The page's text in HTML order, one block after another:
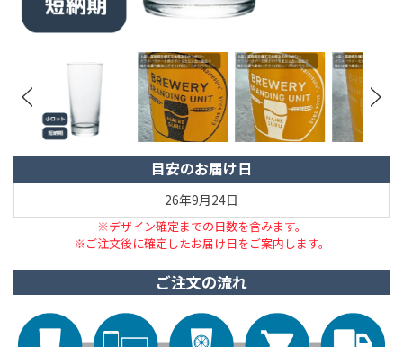
目安のお届け日
26年9月24日
※デザイン確定までの日数を含みます。
※ご注文後に確定したお届け日をご案内します。
ご注文の流れ